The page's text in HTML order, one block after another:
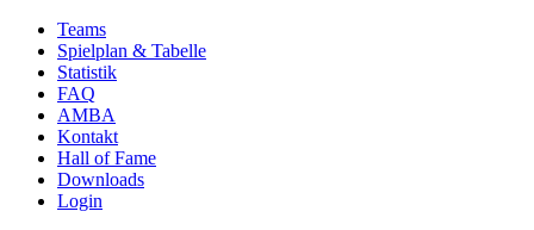
Teams
Spielplan & Tabelle
Statistik
FAQ
AMBA
Kontakt
Hall of Fame
Downloads
Login